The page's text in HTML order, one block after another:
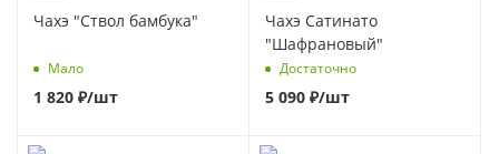
Чахэ "Ствол бамбука"
Мало
1 820 ₽/шт
Чахэ Сатинато
"Шафрановый"
Достаточно
5 090 ₽/шт